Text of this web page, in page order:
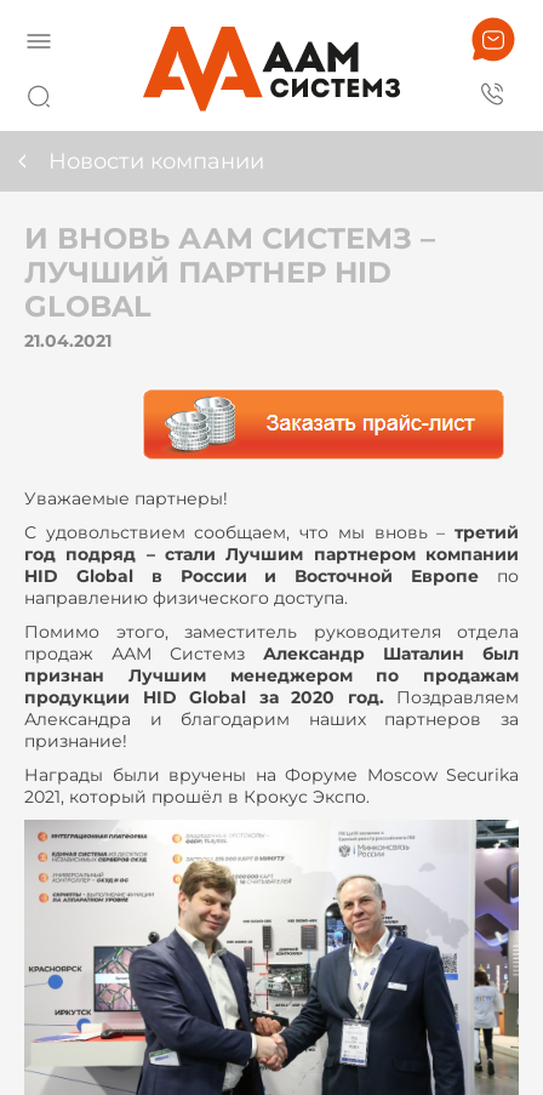
Новости компании
И ВНОВЬ ААМ СИСТЕМЗ –
ЛУЧШИЙ ПАРТНЕР HID
GLOBAL
21.04.2021
Уважаемые партнеры!
С удовольствием сообщаем, что мы вновь – третий
год подряд – стали Лучшим партнером компании
HID Global в России и Восточной Европе по
направлению физического доступа.
Помимо этого, заместитель руководителя отдела
продаж ААМ Системз Александр Шаталин был
признан Лучшим менеджером по продажам
продукции HID Global за 2020 год. Поздравляем
Александра и благодарим наших партнеров за
признание!
Награды были вручены на Форуме Moscow Securika
2021, который прошёл в Крокус Экспо.